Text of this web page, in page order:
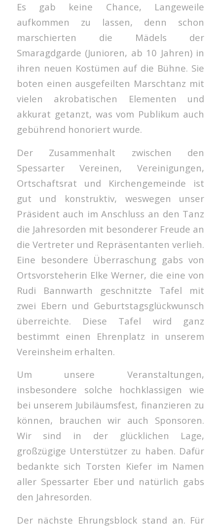
Es gab keine Chance, Langeweile
aufkommen zu lassen, denn schon
marschierten die Mädels der
Smaragdgarde (Junioren, ab 10 Jahren) in
ihren neuen Kostümen auf die Bühne. Sie
boten einen ausgefeilten Marschtanz mit
vielen akrobatischen Elementen und
akkurat getanzt, was vom Publikum auch
gebührend honoriert wurde.
Der Zusammenhalt zwischen den
Spessarter Vereinen, Vereinigungen,
Ortschaftsrat und Kirchengemeinde ist
gut und konstruktiv, weswegen unser
Präsident auch im Anschluss an den Tanz
die Jahresorden mit besonderer Freude an
die Vertreter und Repräsentanten verlieh.
Eine besondere Überraschung gabs von
Ortsvorsteherin Elke Werner, die eine von
Rudi Bannwarth geschnitzte Tafel mit
zwei Ebern und Geburtstagsglückwunsch
überreichte. Diese Tafel wird ganz
bestimmt einen Ehrenplatz in unserem
Vereinsheim erhalten.
Um unsere Veranstaltungen,
insbesondere solche hochklassigen wie
bei unserem Jubiläumsfest, finanzieren zu
können, brauchen wir auch Sponsoren.
Wir sind in der glücklichen Lage,
großzügige Unterstützer zu haben. Dafür
bedankte sich Torsten Kiefer im Namen
aller Spessarter Eber und natürlich gabs
den Jahresorden.
Der nächste Ehrungsblock stand an. Für